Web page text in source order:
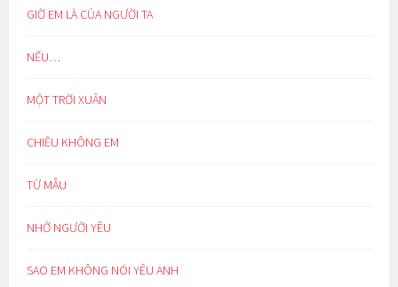
GIỜ EM LÀ CỦA NGƯỜI TA
NẾU…
MỘT TRỜI XUÂN
CHIỀU KHÔNG EM
TỪ MẪU
NHỚ NGƯỜI YÊU
SAO EM KHÔNG NÓI YÊU ANH